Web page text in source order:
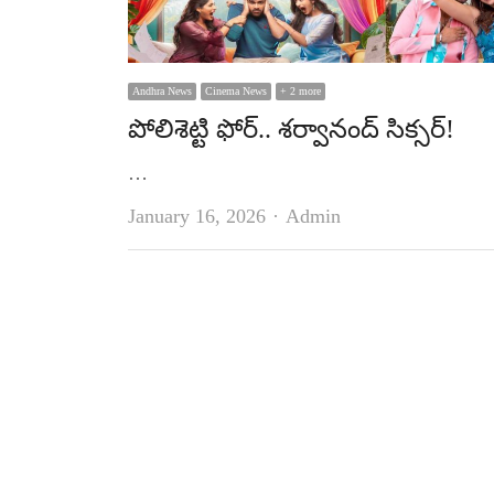
Andhra News Cinema News + 2 more
పోలిశెట్టి ఫోర్‌.. శర్వానంద్‌ సిక్సర్‌!
…
January 16, 2026
Author
Admin